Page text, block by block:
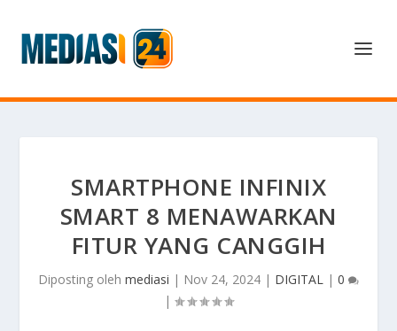
SMARTPHONE INFINIX
SMART 8 MENAWARKAN
FITUR YANG CANGGIH
Diposting oleh mediasi | Nov 24, 2024 | DIGITAL | 0
|